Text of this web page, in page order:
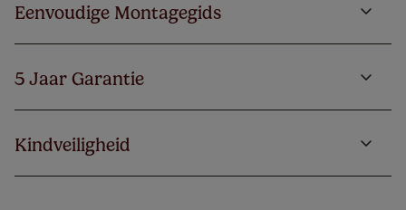
Eenvoudige Montagegids
5 Jaar Garantie
Kindveiligheid